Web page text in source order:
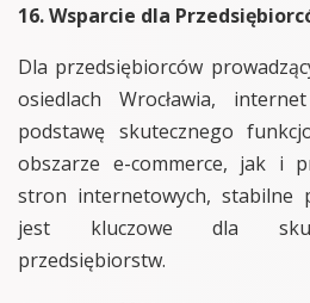
16. Wsparcie dla
Dla przedsiębiorców
osiedlach Wrocławia,
podstawę skutecznego
obszarze e-commerce, jak i
stron internetowych, stabilne
jest kluczowe dla
przedsiębiorstw.